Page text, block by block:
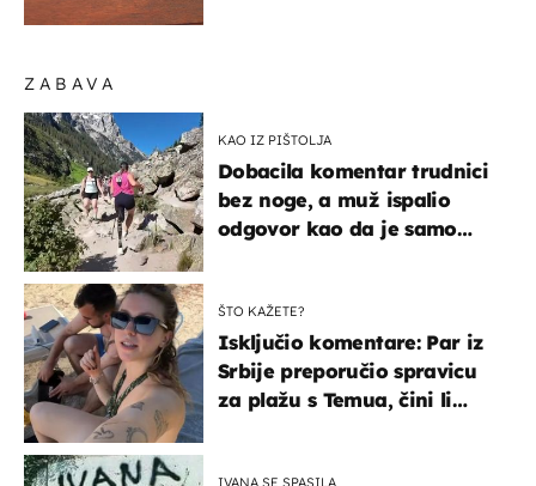
ZABAVA
KAO IZ PIŠTOLJA
Dobacila komentar trudnici
bez noge, a muž ispalio
odgovor kao da je samo
ŠTO KAŽETE?
Isključio komentare: Par iz
Srbije preporučio spravicu
za plažu s Temua, čini li